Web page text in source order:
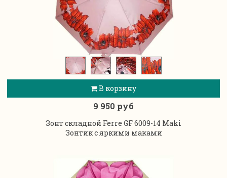
В корзину
9 950 руб
Зонт складной Ferre GF 6009-14 Maki
Зонтик с яркими маками